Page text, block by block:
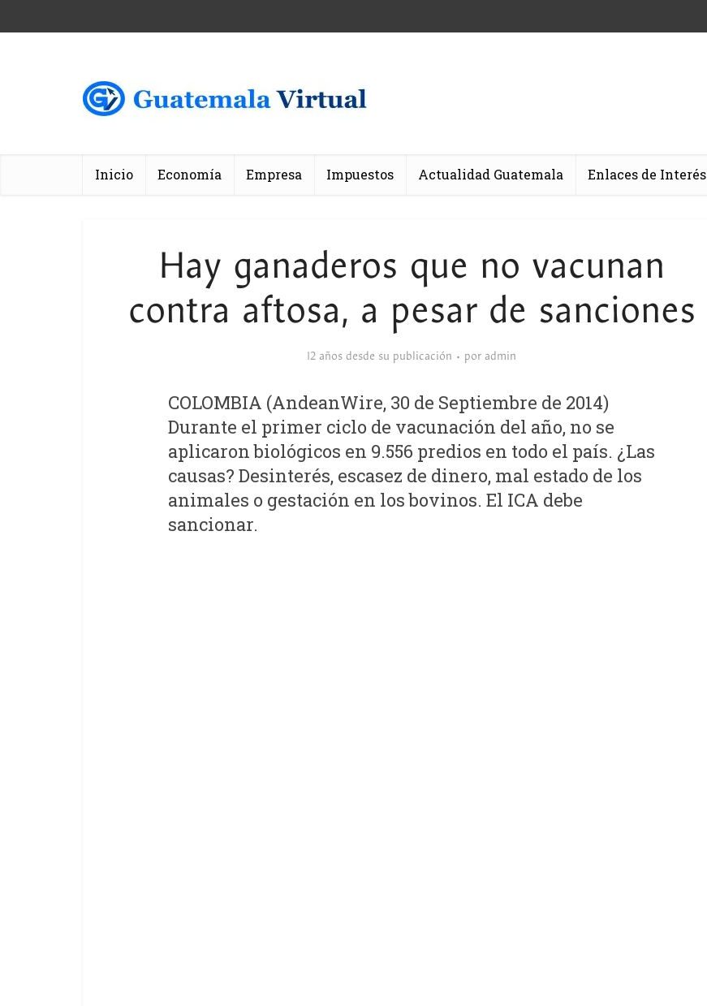
Inicio Economía Empresa Impuestos Actualidad Guatemala Enlaces de Interés
Hay ganaderos que no vacunan
contra aftosa, a pesar de sanciones
12 años desde su publicación por admin
COLOMBIA (AndeanWire, 30 de Septiembre de 2014)
Durante el primer ciclo de vacunación del año, no se
aplicaron biológicos en 9.556 predios en todo el país. ¿Las
causas? Desinterés, escasez de dinero, mal estado de los
animales o gestación en los bovinos. El ICA debe
sancionar.